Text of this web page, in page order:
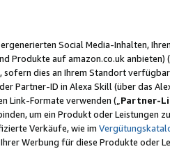
Social Media-Inhalten,
Produkte auf amazon.co.uk anbieten)
sofern dies an Ihrem Standort
Partner-ID in Alexa Skill (über das
Link-Formate verwenden („ Partner-
um ein Produkt oder Leistungen
Verkäufe, wie im
Werbung für diese Produkte oder